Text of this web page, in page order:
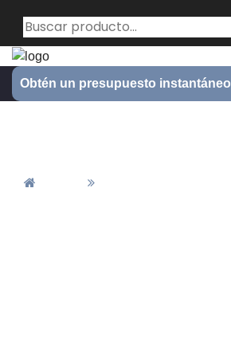
Obtén un presupuesto instantáneo